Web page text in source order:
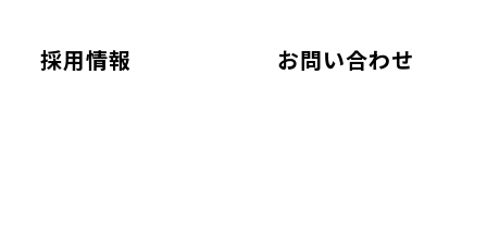
採用情報 お問い合わせ